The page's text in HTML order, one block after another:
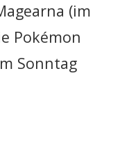
(im
Pokémon
Sonntag